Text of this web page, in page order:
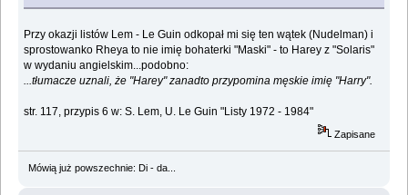
Przy okazji listów Lem - Le Guin odkopał mi się ten wątek (Nudelman) i
sprostowanko Rheya to nie imię bohaterki "Maski" - to Harey z "Solaris"
w wydaniu angielskim...podobno:
...tłumacze uznali, że "Harey" zanadto przypomina męskie imię "Harry".
str. 117, przypis 6 w: S. Lem, U. Le Guin "Listy 1972 - 1984"
Zapisane
Mówią już powszechnie: Di - da...